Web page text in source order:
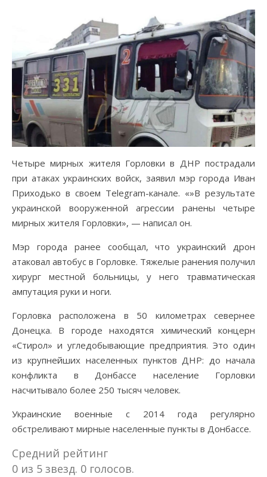
Четыре мирных жителя Горловки в ДНР пострадали
при атаках украинских войск, заявил мэр города Иван
Приходько в своем Telegram-канале. «»В результате
украинской вооруженной агрессии ранены четыре
мирных жителя Горловки», — написал он.
Мэр города ранее сообщал, что украинский дрон
атаковал автобус в Горловке. Тяжелые ранения получил
хирург местной больницы, у него травматическая
ампутация руки и ноги.
Горловка расположена в 50 километрах севернее
Донецка. В городе находятся химический концерн
«Стирол» и угледобывающие предприятия. Это один
из крупнейших населенных пунктов ДНР: до начала
конфликта в Донбассе население Горловки
насчитывало более 250 тысяч человек.
Украинские военные с 2014 года регулярно
обстреливают мирные населенные пункты в Донбассе.
Средний рейтинг
0 из 5 звезд. 0 голосов.